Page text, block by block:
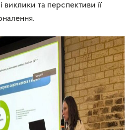
виклики та перспективи її